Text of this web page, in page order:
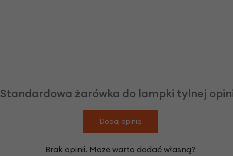
Standardowa żarówka do lampki tylnej
Dodaj opinię
Brak opinii. Może warto dodać własną?